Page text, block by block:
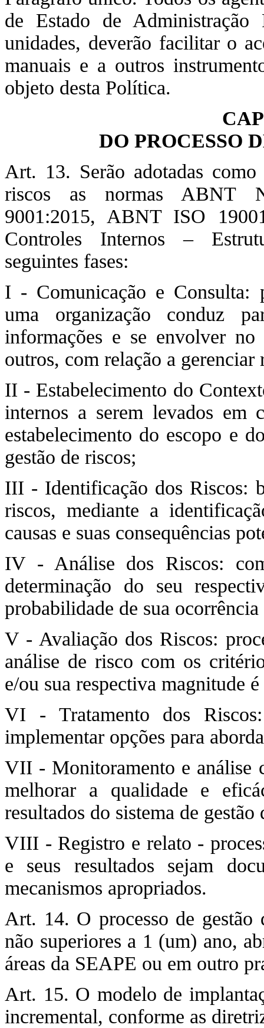
de Estado de
unidades, deverão facilitar o
manuais e a outros
objeto desta Política.
DO PROCESSO
Art. 13. Serão adotadas
riscos as normas ABNT
9001:2015, ABNT ISO
Controles Internos –
seguintes fases:
I - Comunicação e Consulta:
uma organização conduz
informações e se envolver no
outros, com relação a gerenciar
II - Estabelecimento do
internos a serem levados em
estabelecimento do escopo e
gestão de riscos;
III - Identificação dos Riscos:
riscos, mediante a
causas e suas consequências
IV - Análise dos Riscos:
determinação do seu
probabilidade de sua
V - Avaliação dos Riscos:
análise de risco com os
e/ou sua respectiva magnitude
VI - Tratamento dos
implementar opções para
VII - Monitoramento e análise
melhorar a qualidade e
resultados do sistema de gestão
VIII - Registro e relato -
e seus resultados sejam
mecanismos apropriados.
Art. 14. O processo de gestão
não superiores a 1 (um) ano,
áreas da SEAPE ou em outro
Art. 15. O modelo de
incremental, conforme as